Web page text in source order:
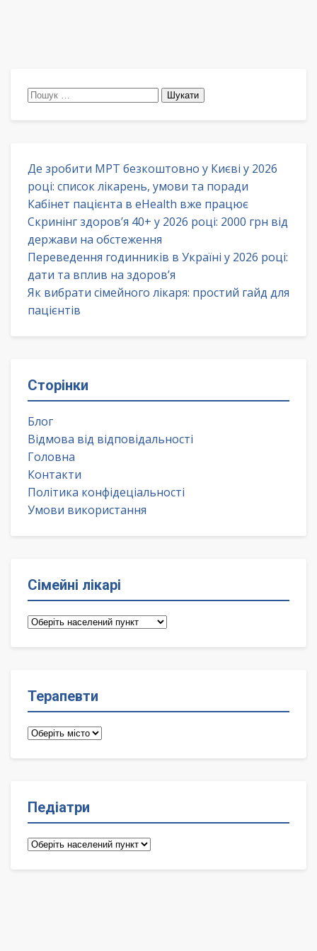
Пошук:
Де зробити МРТ безкоштовно у Києві у 2026
році: список лікарень, умови та поради
Кабінет пацієнта в eHealth вже працює
Скринінг здоров’я 40+ у 2026 році: 2000 грн від
держави на обстеження
Переведення годинників в Україні у 2026 році:
дати та вплив на здоров’я
Як вибрати сімейного лікаря: простий гайд для
пацієнтів
Сторінки
Блог
Відмова від відповідальності
Головна
Контакти
Політика конфідеціальності
Умови використання
Сімейні лікарі
Сімейні
Терапевти
Терапевти
Педіатри
Педіатри